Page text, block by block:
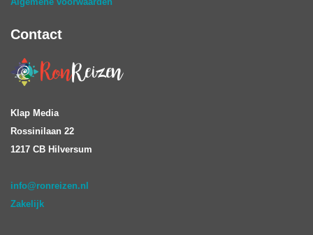
Contact
Klap Media
Rossinilaan 22
1217 CB Hilversum
info@ronreizen.nl
Zakelijk